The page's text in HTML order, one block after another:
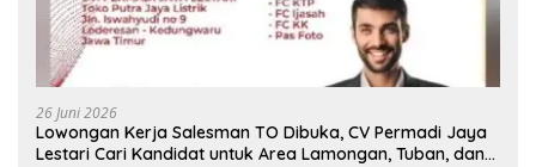
26 Juni 2026
Lowongan Kerja Salesman TO Dibuka, CV Permadi Jaya
Lestari Cari Kandidat untuk Area Lamongan, Tuban, dan